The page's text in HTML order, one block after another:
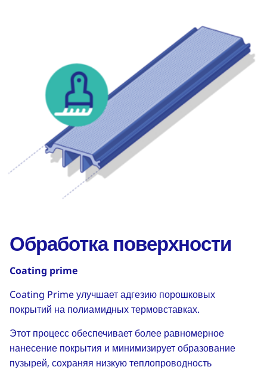
Обработка поверхности
Coating prime
Coating Prime улучшает адгезию порошковых
покрытий на полиамидных термовставках.
Этот процесс обеспечивает более равномерное
нанесение покрытия и минимизирует образование
пузырей, сохраняя низкую теплопроводность